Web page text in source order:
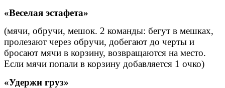
«Веселая эстафета»
(мячи, обручи, мешок. 2 команды: бегут в мешках,
пролезают через обручи, добегают до черты и
бросают мячи в корзину, возвращаются на место.
Если мячи попали в корзину добавляется 1 очко)
«Удержи груз»